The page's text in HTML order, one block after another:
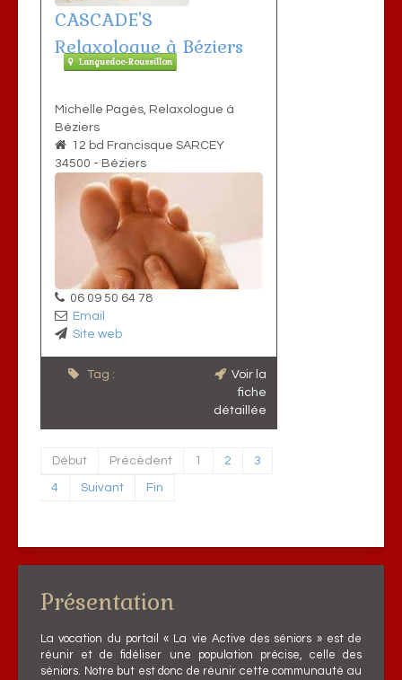
CASCADE'S
Relaxologue à Béziers
Languedoc-Roussillon
Michelle Pagés, Relaxologue à
Béziers
12 bd Francisque SARCEY
34500 - Béziers
06 09 50 64 78
Email
Site web
Tag :
Voir la
fiche
détaillée
Début Précédent 1 2 3
4 Suivant Fin
Présentation
La vocation du portail « La vie Active des séniors » est de
réunir et de fidéliser une population précise, celle des
séniors. Notre but est donc de réunir cette communauté au